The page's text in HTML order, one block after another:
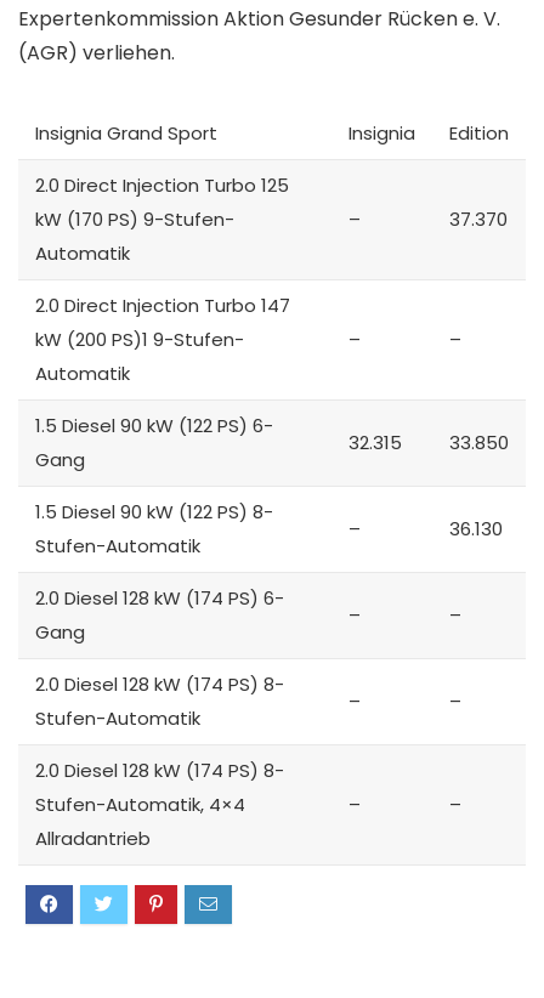
Expertenkommission Aktion Gesunder Rücken e. V.
(AGR) verliehen.
Insignia Grand Sport Insignia Edition
2.0 Direct Injection Turbo 125
kW (170 PS) 9-Stufen-
Automatik
– 37.370
2.0 Direct Injection Turbo 147
kW (200 PS)1 9-Stufen-
Automatik
– –
1.5 Diesel 90 kW (122 PS) 6-
Gang
32.315 33.850
1.5 Diesel 90 kW (122 PS) 8-
Stufen-Automatik
– 36.130
2.0 Diesel 128 kW (174 PS) 6-
Gang
– –
2.0 Diesel 128 kW (174 PS) 8-
Stufen-Automatik
– –
2.0 Diesel 128 kW (174 PS) 8-
Stufen-Automatik, 4×4
Allradantrieb
– –